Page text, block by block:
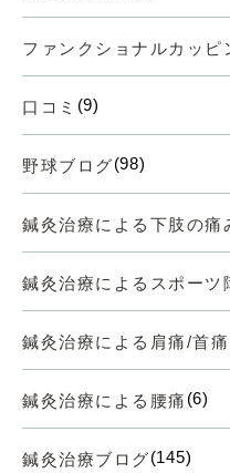
ファンクショナルカッピ
口コミ (9)
野球ブログ(98)
鍼灸治療による下肢の痛
鍼灸治療によるスポーツ
鍼灸治療による肩痛/首痛
鍼灸治療による腰痛 (6)
鍼灸治療ブログ(145)